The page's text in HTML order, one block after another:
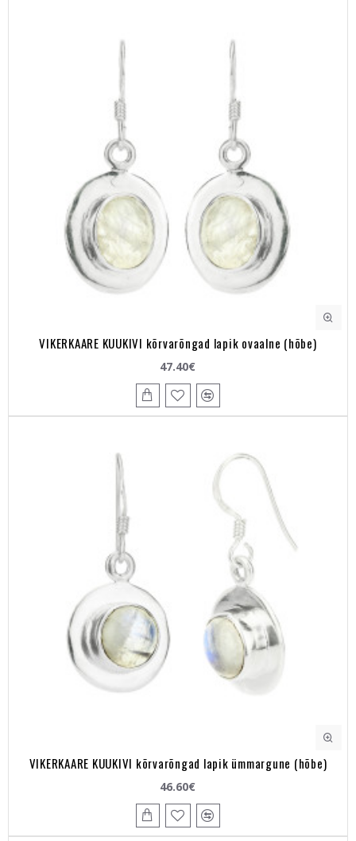
VIKERKAARE KUUKIVI kõrvarõngad lapik ovaalne (hõbe)
47.40€
VIKERKAARE KUUKIVI kõrvarõngad lapik ümmargune (hõbe)
46.60€